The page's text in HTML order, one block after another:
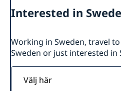
Interested in
Working in Sweden, travel
Sweden or just interested in
Välj
här